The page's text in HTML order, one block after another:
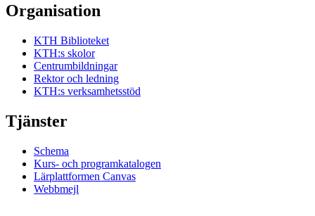
Organisation
KTH Biblioteket
KTH:s skolor
Centrumbildningar
Rektor och ledning
KTH:s verksamhetsstöd
Tjänster
Schema
Kurs- och programkatalogen
Lärplattformen Canvas
Webbmejl